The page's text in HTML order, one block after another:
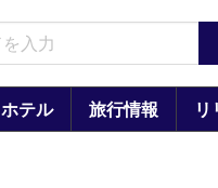
ホテル 旅行情報 リ